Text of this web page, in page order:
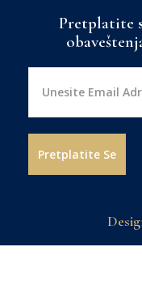
Pretplatite